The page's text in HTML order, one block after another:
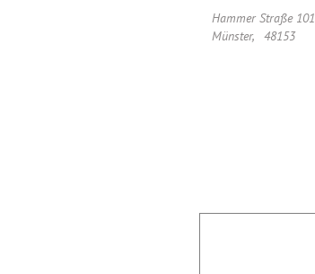
Hammer Straße 101
Münster, 48153